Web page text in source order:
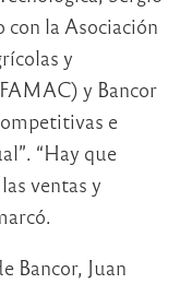
con la Asociación
y
y Bancor
e
“Hay que
ventas y
Bancor, Juan